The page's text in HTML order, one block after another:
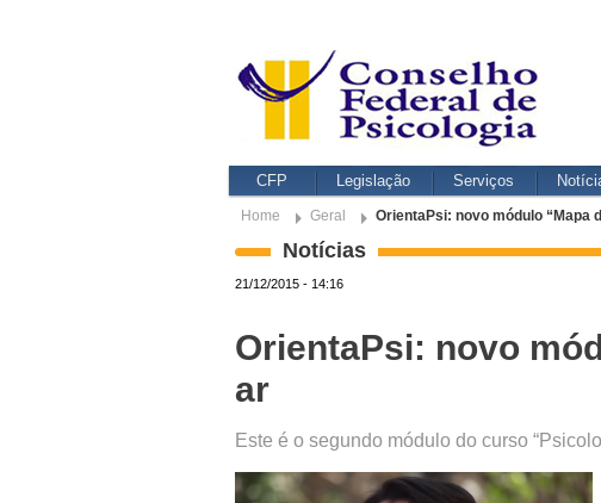
CFP Legislação Serviços
Home Geral OrientaPsi: novo módulo “Mapa
Notícias
21/12/2015 - 14:16
OrientaPsi: novo
ar
Este é o segundo módulo do curso